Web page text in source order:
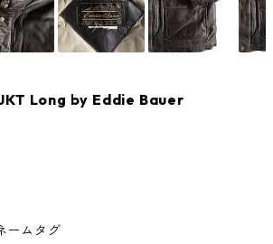
Long by Eddie Bauer
ームタグ